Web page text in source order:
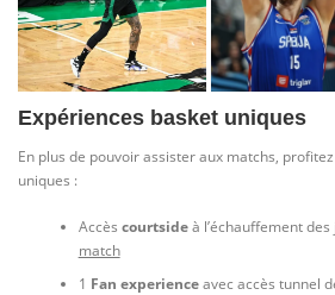
Expériences basket uniques
En plus de pouvoir assister aux matchs,
uniques :
Accès courtsideà l’échauffement
match
1 Fan experienceavec accès tunnel